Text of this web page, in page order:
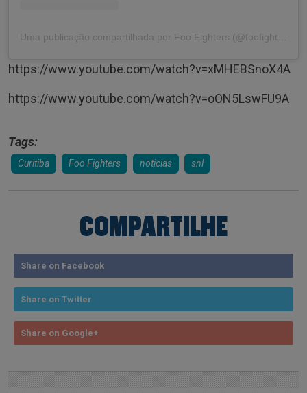
https://www.youtube.com/watch?v=xMHEBSnoX4A
https://www.youtube.com/watch?v=oON5LswFU9A
Tags:
Curitiba Foo Fighters noticias snl
COMPARTILHE
Share on Facebook
Share on Twitter
Share on Google+